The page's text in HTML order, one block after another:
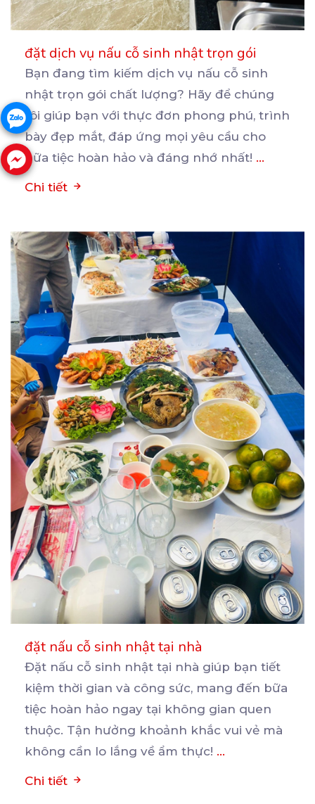
đặt dịch vụ nấu cỗ sinh nhật trọn gói
Bạn đang tìm kiếm dịch vụ nấu cỗ sinh
nhật trọn gói chất lượng? Hãy để chúng
tôi giúp bạn với thực đơn phong phú, trình
bày đẹp mắt, đáp ứng mọi yêu cầu cho
bữa tiệc hoàn hảo và đáng nhớ nhất! ...
Chi tiết
đặt nấu cỗ sinh nhật tại nhà
Đặt nấu cỗ sinh nhật tại nhà giúp bạn tiết
kiệm thời gian và công sức, mang đến bữa
tiệc hoàn hảo ngay tại không gian quen
thuộc. Tận hưởng khoảnh khắc vui vẻ mà
không cần lo lắng về ẩm thực! ...
Chi tiết